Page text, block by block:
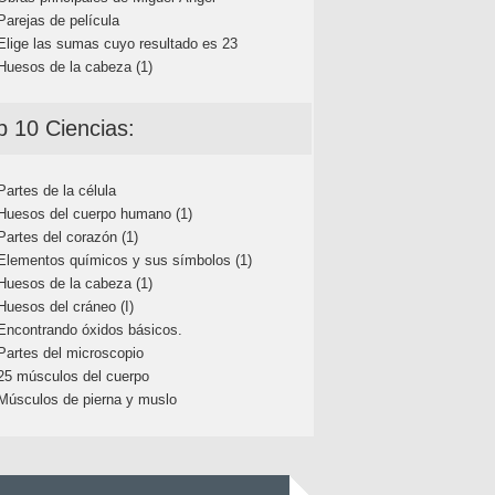
de película
las sumas cuyo resultado es 23
de la cabeza (1)
10 Ciencias:
de la célula
del cuerpo humano (1)
del corazón (1)
químicos y sus símbolos (1)
de la cabeza (1)
del cráneo (I)
óxidos básicos.
del microscopio
músculos del cuerpo
de pierna y muslo